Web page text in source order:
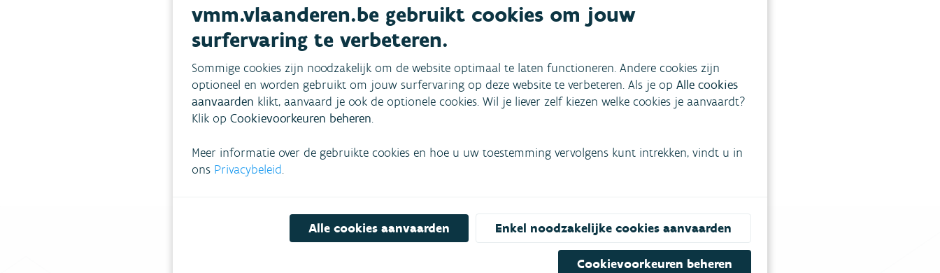
Je zuivert je afvalwater in een IBA
Tarieven
Hoge factuur?
vmm.vlaanderen.be gebruikt cookies om jouw
surfervaring te verbeteren.
Sommige cookies zijn noodzakelijk om de website optimaal te laten functioneren. Andere cookies zijn
optioneel en worden gebruikt om jouw surfervaring op deze website te verbeteren. Als je op Alle cookies
aanvaarden klikt, aanvaard je ook de optionele cookies. Wil je liever zelf kiezen welke cookies je aanvaardt?
Klik op Cookievoorkeuren beheren.
Meer informatie over de gebruikte cookies en hoe u uw toestemming vervolgens kunt intrekken, vindt u in
ons Privacybeleid.
Alle cookies aanvaarden Enkel noodzakelijke cookies aanvaarden
Cookievoorkeuren beheren